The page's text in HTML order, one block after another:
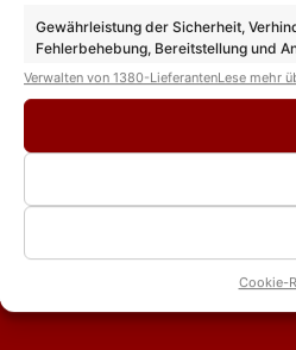
Gewährleistung der Sicherheit,
Fehlerbehebung, Bereitstellung und
Entscheidungen zum Datenschutz
Verwalten von 1380-LieferantenLese mehr
Cookie-
„Die
– Gäste
besonderen
Alexandra